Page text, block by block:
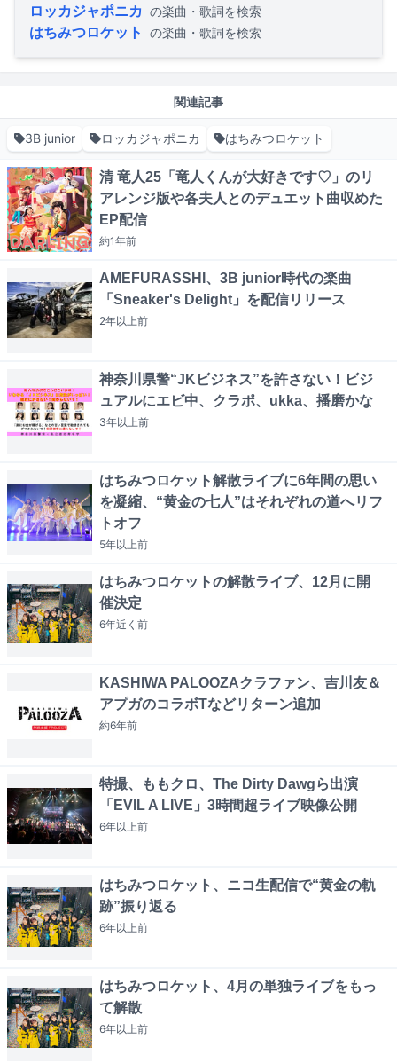
ロッカジャポニカ の楽曲・歌詞を検索
はちみつロケット の楽曲・歌詞を検索
関連記事
3B junior ロッカジャポニカ はちみつロケット
清 竜人25「竜人くんが大好きです♡」のリ
アレンジ版や各夫人とのデュエット曲収めた
EP配信
約1年前
AMEFURASSHI、3B junior時代の楽曲
「Sneaker's Delight」を配信リリース
2年以上前
神奈川県警“JKビジネス”を許さない！ビジ
ュアルにエビ中、クラポ、ukka、播磨かな
3年以上前
はちみつロケット解散ライブに6年間の思い
を凝縮、“黄金の七人”はそれぞれの道へリフ
トオフ
5年以上前
はちみつロケットの解散ライブ、12月に開
催決定
6年近く 前
KASHIWA PALOOZAクラファン、吉川友＆
アプガのコラボTなどリターン追加
約6年前
特撮、ももクロ、The Dirty Dawgら出演
「EVIL A LIVE」3時間超ライブ映像公開
6年以上前
はちみつロケット、ニコ生配信で“黄金の軌
跡”振り返る
6年以上前
はちみつロケット、4月の単独ライブをもっ
て解散
6年以上前